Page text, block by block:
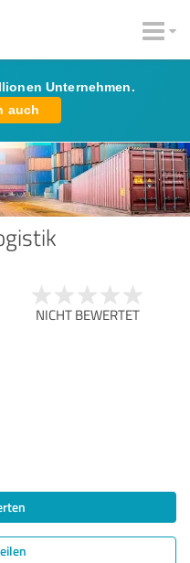
Unternehmen.
auch
NICHT BEWERTET